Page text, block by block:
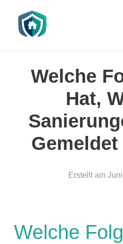
Welche
Hat,
Gemeldet
Erstellt am
Welche